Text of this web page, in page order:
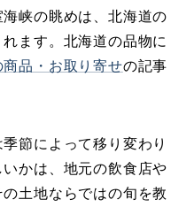
峡の眺めは、北海道の
ます。北海道の品物に
商品・お取り寄せの記事
節によって移り変わり
かは、地元の飲食店や
土地ならではの旬を教